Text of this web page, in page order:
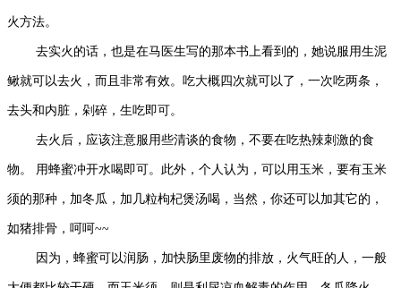
火方法。
去实火的话，也是在马医生写的那本书上看到的，她说服用生泥
鳅就可以去火，而且非常有效。吃大概四次就可以了，一次吃两条，
去头和内脏，剁碎，生吃即可。
去火后，应该注意服用些清谈的食物，不要在吃热辣刺激的食
物。 用蜂蜜冲开水喝即可。此外，个人认为，可以用玉米，要有玉米
须的那种，加冬瓜，加几粒枸杞煲汤喝，当然，你还可以加其它的，
如猪排骨，呵呵~~
因为，蜂蜜可以润肠，加快肠里废物的排放，火气旺的人，一般